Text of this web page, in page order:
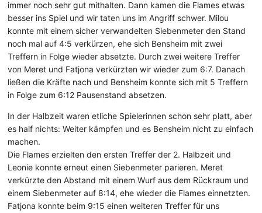
immer noch sehr gut mithalten. Dann kamen die Flames etwas
besser ins Spiel und wir taten uns im Angriff schwer. Milou
konnte mit einem sicher verwandelten Siebenmeter den Stand
noch mal auf 4:5 verkürzen, ehe sich Bensheim mit zwei
Treffern in Folge wieder absetzte. Durch zwei weitere Treffer
von Meret und Fatjona verkürzten wir wieder zum 6:7. Danach
ließen die Kräfte nach und Bensheim konnte sich mit 5 Treffern
in Folge zum 6:12 Pausenstand absetzen.
In der Halbzeit waren etliche Spielerinnen schon sehr platt, aber
es half nichts: Weiter kämpfen und es Bensheim nicht zu einfach
machen.
Die Flames erzielten den ersten Treffer der 2. Halbzeit und
Leonie konnte erneut einen Siebenmeter parieren. Meret
verkürzte den Abstand mit einem Wurf aus dem Rückraum und
einem Siebenmeter auf 8:14, ehe wieder die Flames einnetzten.
Fatjona konnte beim 9:15 einen weiteren Treffer für uns